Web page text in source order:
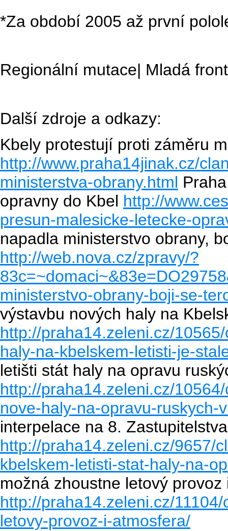
*Za období 2005 až první
Regionální mutace| Mladá
Další zdroje a odkazy:
Kbely protestují proti záměru
http://www.praha14jinak.cz/
ministerstva-obrany.html
opravny do Kbel http://
presun-malesicke-letecke-
napadla ministerstvo obrany,
http://web.nova.cz/zpravy/?
ministerstvo-obrany-boji-se-
výstavbu nových haly na
http://praha14.zeleni.cz/
haly-na-kbelskem-letisti-je-
letišti stát haly na opravu
http://praha14.zeleni.cz/
nove-haly-na-opravu-ruskych-
interpelace na 8.
http://praha14.zeleni.cz/9657/
kbelskem-letisti-stat-haly-na-
možná zhoustne letový provoz
http://praha14.zeleni.cz/
letovy-provoz-i-atmosfera/